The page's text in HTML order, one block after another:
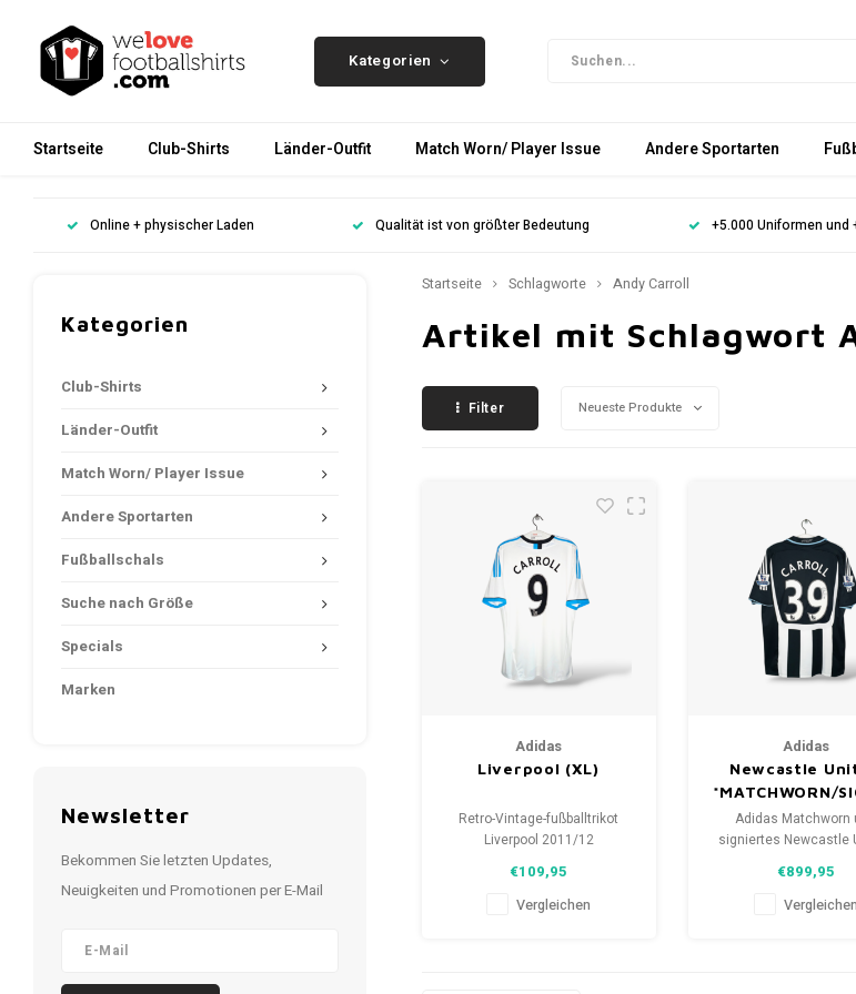
Kategorien
Startseite Club-Shirts Länder-Outfit Match Worn/ Player Issue Andere Sportarten
Online + physischer Laden Qualität ist von größter Bedeutung +5.000 Uniformen und
Kategorien
Club-Shirts
Länder-Outfit
Match Worn/ Player Issue
Andere Sportarten
Fußballschals
Suche nach Größe
Specials
Marken
Newsletter
Bekommen Sie letzten Updates,
Neuigkeiten und Promotionen per E-Mail
Startseite Schlagworte Andy Carroll
Artikel mit Schlagwort
Filter Neueste Produkte
Adidas
Liverpool (XL)
Retro-Vintage-fußballtrikot
Liverpool 2011/12
Gesamtzustand des Hemdes:
9.5/10 (gebraucht)
€109,95
Vergleichen
Adidas
Newcastle
*MATCHWORN/
Adidas Matchworn
signiertes Newcastle
Größe: XL (unisex)
Zustand: 9/10
€899,95
Vergleichen